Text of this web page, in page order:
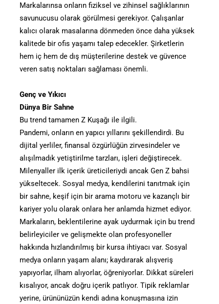
Markalarınsa onların fiziksel ve zihinsel sağlıklarının
savunucusu olarak görülmesi gerekiyor. Çalışanlar
kalıcı olarak masalarına dönmeden önce daha yüksek
kalitede bir ofis yaşamı talep edecekler. Şirketlerin
hem iç hem de dış müşterilerine destek ve güvence
veren satış noktaları sağlaması önemli.
Genç ve Yıkıcı
Dünya Bir Sahne
Bu trend tamamen Z Kuşağı ile ilgili.
Pandemi, onların en yapıcı yıllarını şekillendirdi. Bu
dijital yerliler, finansal özgürlüğün zirvesindeler ve
alışılmadık yetiştirilme tarzları, işleri değiştirecek.
Milenyaller ilk içerik üreticileriydi ancak Gen Z bahsi
yükseltecek. Sosyal medya, kendilerini tanıtmak için
bir sahne, keşif için bir arama motoru ve kazançlı bir
kariyer yolu olarak onlara her anlamda hizmet ediyor.
Markaların, beklentilerine ayak uydurmak için bu trend
belirleyiciler ve gelişmekte olan profesyoneller
hakkında hızlandırılmış bir kursa ihtiyacı var. Sosyal
medya onların yaşam alanı; kaydırarak alışveriş
yapıyorlar, ilham alıyorlar, öğreniyorlar. Dikkat süreleri
kısalıyor, ancak doğru içerik patlıyor. Tipik reklamlar
yerine, ürününüzün kendi adına konuşmasına izin